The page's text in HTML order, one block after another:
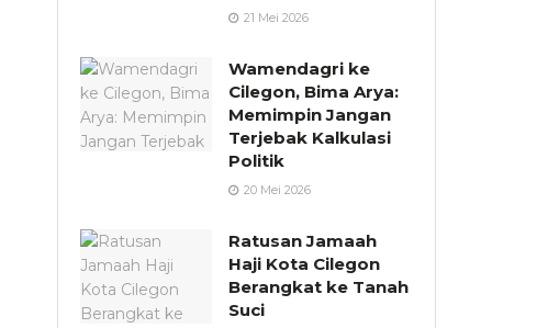
21 Mei 2026
Wamendagri ke
Cilegon, Bima Arya:
Memimpin Jangan
Terjebak Kalkulasi
Politik
20 Mei 2026
Ratusan Jamaah
Haji Kota Cilegon
Berangkat ke Tanah
Suci